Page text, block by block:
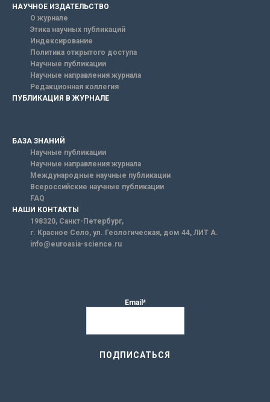
НАУЧНОЕ ИЗДАТЕЛЬСТВО
О журнале
Этика научных публикаций
Индексирование
Политика открытого доступа
Научные публикации
Научные направления журнала
Редакционная коллегия
ПУБЛИКАЦИЯ В ЖУРНАЛЕ
БАЗА ЗНАНИЙ
Научные публикации
Научные направления журнала
Международные научные публикации
Всероссийские научные публикации
FAQ
НАШИ КОНТАКТЫ
198320, Санкт-Петербург,
г. Красное Село, ул. Геологическая, дом 44, ЛИТ А.
info@euroasia-science.ru
Email*